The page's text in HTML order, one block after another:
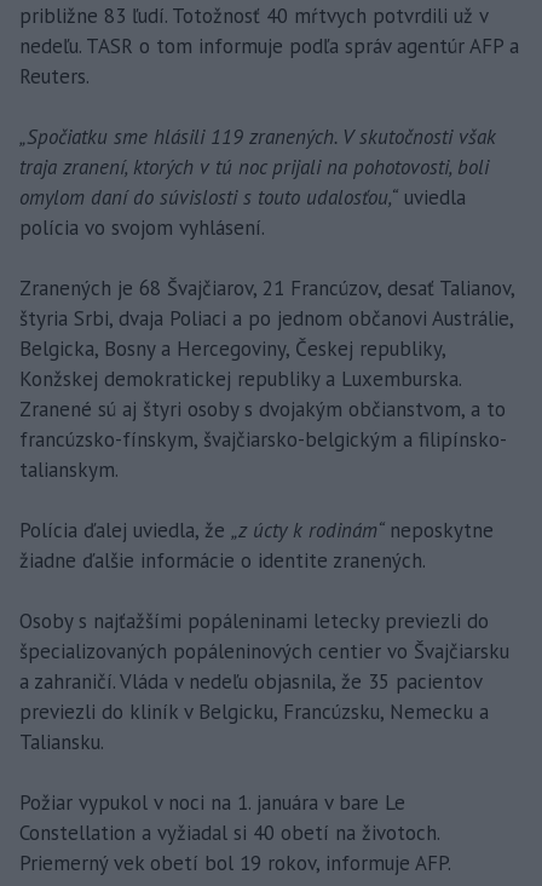
približne 83 ľudí. Totožnosť 40 mŕtvych potvrdili už v
nedeľu. TASR o tom informuje podľa správ agentúr AFP a
Reuters.
„Spočiatku sme hlásili 119 zranených. V skutočnosti však
traja zranení, ktorých v tú noc prijali na pohotovosti, boli
omylom daní do súvislosti s touto udalosťou,“ uviedla
polícia vo svojom vyhlásení.
Zranených je 68 Švajčiarov, 21 Francúzov, desať Talianov,
štyria Srbi, dvaja Poliaci a po jednom občanovi Austrálie,
Belgicka, Bosny a Hercegoviny, Českej republiky,
Konžskej demokratickej republiky a Luxemburska.
Zranené sú aj štyri osoby s dvojakým občianstvom, a to
francúzsko-fínskym, švajčiarsko-belgickým a filipínsko-
talianskym.
Polícia ďalej uviedla, že „z úcty k rodinám“ neposkytne
žiadne ďalšie informácie o identite zranených.
Osoby s najťažšími popáleninami letecky previezli do
špecializovaných popáleninových centier vo Švajčiarsku
a zahraničí. Vláda v nedeľu objasnila, že 35 pacientov
previezli do kliník v Belgicku, Francúzsku, Nemecku a
Taliansku.
Požiar vypukol v noci na 1. januára v bare Le
Constellation a vyžiadal si 40 obetí na životoch.
Priemerný vek obetí bol 19 rokov, informuje AFP.